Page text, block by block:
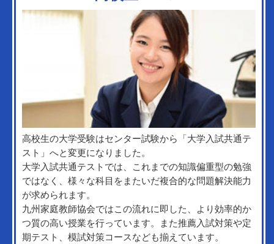
高校生の大学受験はセンター試験から「大学入試共通テ
スト」へと変更になりました。
大学入試共通テストでは、これまでの知識偏重型の勉強
ではなく、様々な科目をまたいだ複合的な問題解決能力
が求められます。
九州家庭教師協会ではこの流れに即した、より効率的か
つ質の高い授業を行っています。また推薦入試対策や定
期テスト、模試対策コースなども揃えています。